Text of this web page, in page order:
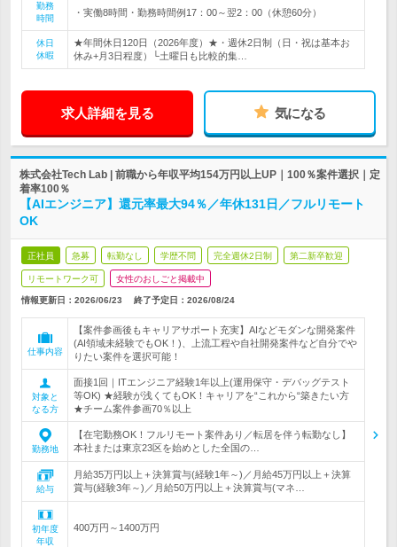
勤務
時間
・実働8時間・勤務時間例17：00～翌2：00（休憩60分）
休日
休暇
★年間休日120日（2026年度）★・週休2日制（日・祝は基本お
休み+月3日程度）└土曜日も比較的集…
求人詳細を見る 気になる
株式会社Tech Lab | 前職から年収平均154万円以上UP｜100％案件選択｜定
着率100％
【AIエンジニア】還元率最大94％／年休131日／フルリモート
OK
正社員 急募 転勤なし 学歴不問 完全週休2日制 第二新卒歓迎
リモートワーク可 女性のおしごと掲載中
情報更新日：2026/06/23 終了予定日： 2026/08/24
仕事内容
【案件参画後もキャリアサポート充実】AIなどモダンな開発案件
(AI領域未経験でもOK！)、上流工程や自社開発案件など自分でや
りたい案件を選択可能！
対象と
なる方
面接1回｜ITエンジニア経験1年以上(運用保守・デバッグテスト
等OK) ★経験が浅くてもOK！キャリアを“これから“築きたい方
★チーム案件参画70％以上
勤務地
【在宅勤務OK！フルリモート案件あり／転居を伴う転勤なし】
本社または東京23区を始めとした全国の…
給与
月給35万円以上＋決算賞与(経験1年～)／月給45万円以上＋決算
賞与(経験3年～)／月給50万円以上＋決算賞与(マネ…
初年度
年収
400万円～1400万円